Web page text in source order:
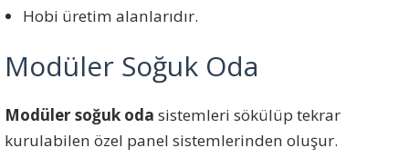
Hobi üretim alanlarıdır.
Modüler Soğuk Oda
Modüler soğuk oda sistemleri sökülüp tekrar
kurulabilen özel panel sistemlerinden oluşur.